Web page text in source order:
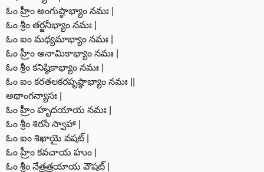
ఓం హ్రీం అంగుష్ఠాభ్యాం నమః |
ఓం శ్రీం తర్జనీభ్యాం నమః |
ఓం ఐం మధ్యమాభ్యాం నమః |
ఓం హ్రీం అనామికాభ్యాం నమః |
ఓం శ్రీం కనిష్ఠికాభ్యాం నమః |
ఓం ఐం కరతలకరపృష్ఠాభ్యాం నమః ||
అథాంగన్యాసః |
ఓం హ్రీం హృదయాయ నమః |
ఓం శ్రీం శిరసే స్వాహా |
ఓం ఐం శిఖాయై వషట్ |
ఓం హ్రీం కవచాయ హుం |
ఓం శ్రీం నేత్రత్రయాయ వౌషట్ |